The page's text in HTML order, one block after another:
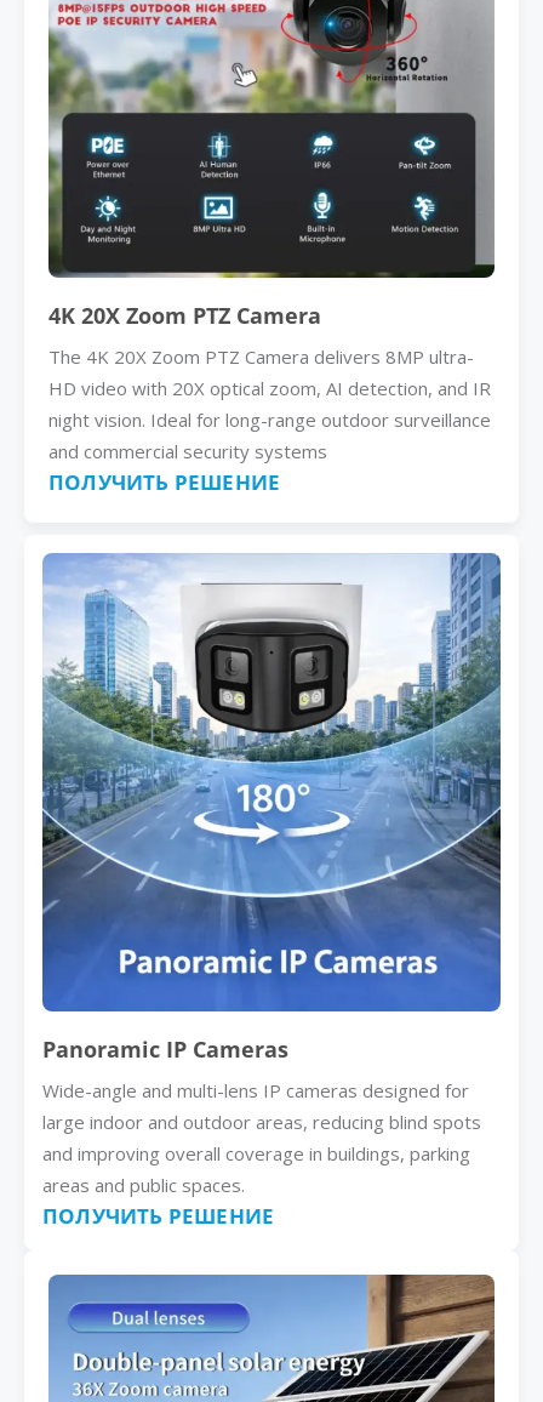
4K 20X Zoom PTZ Camera
The 4K 20X Zoom PTZ Camera delivers 8MP ultra-
HD video with 20X optical zoom, AI detection, and IR
night vision. Ideal for long-range outdoor surveillance
and commercial security systems
ПОЛУЧИТЬ РЕШЕНИЕ
Panoramic IP Cameras
Wide-angle and multi-lens IP cameras designed for
large indoor and outdoor areas, reducing blind spots
and improving overall coverage in buildings, parking
areas and public spaces.
ПОЛУЧИТЬ РЕШЕНИЕ